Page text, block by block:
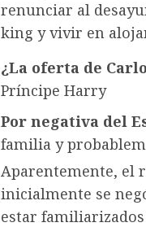
renunciar al
king y vivir en
¿La oferta de
Príncipe Harry
Por negativa del
familia y
Aparentemente, el
inicialmente se
estar